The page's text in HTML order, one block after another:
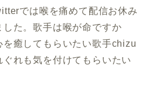
では喉を痛めて配信お休み
した。歌手は喉が命ですか
を癒してもらいたい歌手chizu
れも気を付けてもらいたい